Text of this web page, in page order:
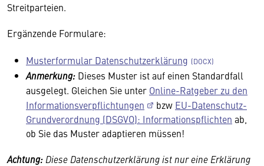
Streitparteien.
Ergänzende Formulare:
Musterformular Datenschutzerklärung
Anmerkung: Dieses Muster ist auf einen Standardfall
ausgelegt. Gleichen Sie unter Online-Ratgeber zu den
Informationsverpflichtungen
bzw EU-Datenschutz-
Grundverordnung (DSGVO): Informationspflichten ab,
ob Sie das Muster adaptieren müssen!
Achtung: Diese Datenschutzerklärung ist nur eine Erklärung